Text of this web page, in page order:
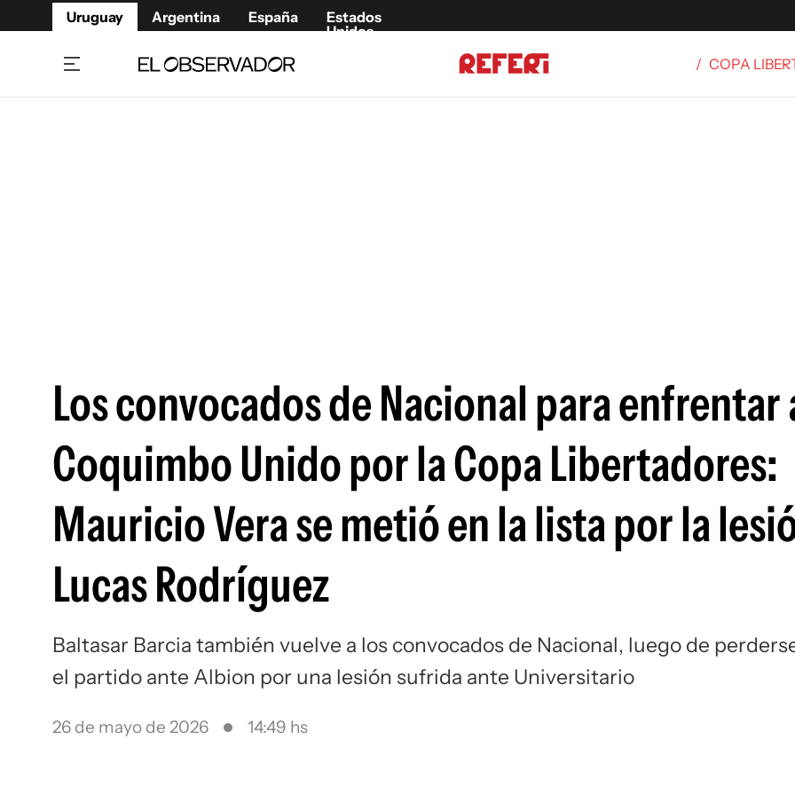
Uruguay Argentina España
Estados
Unidos
/ COPA
Los convocados de Nacional para enfrentar
Coquimbo Unido por la Copa Libertadores:
Mauricio Vera se metió en la lista por la
Lucas Rodríguez
Baltasar Barcia también vuelve a los convocados de Nacional, luego de
el partido ante Albion por una lesión sufrida ante Universitario
26 de mayo de 2026 14:49 hs